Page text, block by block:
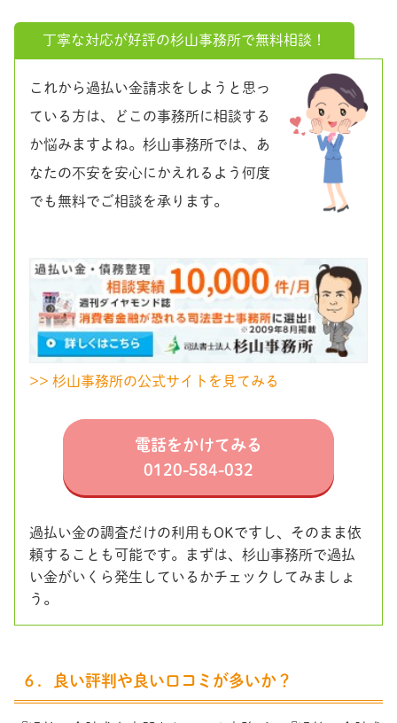
丁寧な対応が好評の杉山事務所で無料相談！
これから過払い金請求をしようと思っ
ている方は、どこの事務所に相談する
か悩みますよね。杉山事務所では、あ
なたの不安を安心にかえれるよう何度
でも無料でご相談を承ります。
>> 杉山事務所の公式サイトを見てみる
電話をかけてみる
0120-584-032
過払い金の調査だけの利用もOKですし、そのまま依
頼することも可能です。まずは、杉山事務所で過払
い金がいくら発生しているかチェックしてみましょ
う。
６．良い評判や良い口コミが多いか？